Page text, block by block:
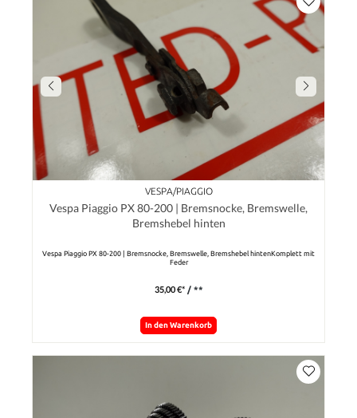
VESPA/PIAGGIO
Vespa Piaggio PX 80-200 | Bremsnocke, Bremswelle,
Bremshebel hinten
Vespa Piaggio PX 80-200 | Bremsnocke, Bremswelle, Bremshebel hintenKomplett mit
Feder
35,00 €* / **
In den Warenkorb